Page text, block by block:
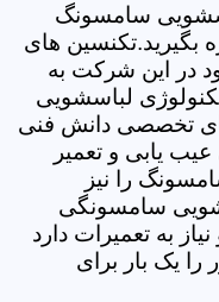
سامسونگ
بگیرید.تکنسین های
در این شرکت به
لباسشویی
تخصصی دانش فنی
عیب یابی و تعمیر
را نیز
سامسونگی
به تعمیرات دارد
را یک بار برای